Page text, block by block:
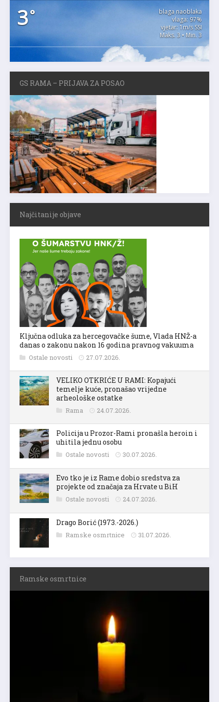
3°
blaga naoblaka
vlaga: 97%
vjetar: 1m/s SSI
Maks. 3 • Min. 3
GS RAMA – PRIJAVA ZA POSAO
Najčitanije objave
Ključna odluka za hercegovačke šume, Vlada HNŽ-a
danas o zakonu nakon 16 godina pravnog vakuuma
Ostale novosti 27.07.2026.
VELIKO OTKRIĆE U RAMI: Kopajući
temelje kuće, pronašao vrijedne
arheološke ostatke
Rama 24.07.2026.
Policija u Prozor-Rami pronašla heroin i
uhitila jednu osobu
Ostale novosti 30.07.2026.
Evo tko je iz Rame dobio sredstva za
projekte od značaja za Hrvate u BiH
Ostale novosti 24.07.2026.
Drago Borić (1973.-2026.)
Ramske osmrtnice 31.07.2026.
Ramske osmrtnice